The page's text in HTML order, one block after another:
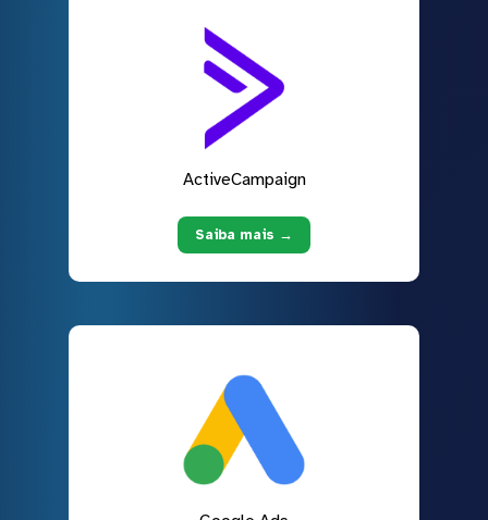
ActiveCampaign
Saiba mais →